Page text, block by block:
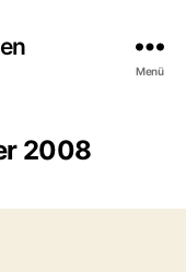
Menü
2008